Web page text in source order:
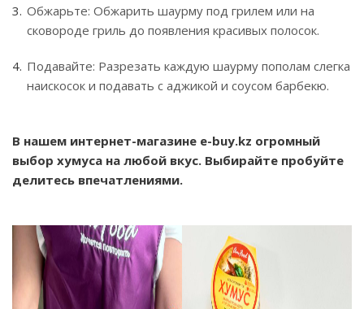
Обжарьте: Обжарить шаурму под грилем или на
сковороде гриль до появления красивых полосок.
Подавайте: Разрезать каждую шаурму пополам слегка
наискосок и подавать с аджикой и соусом барбекю.
В нашем интернет-магазине e-buy.kz огромный
выбор хумуса на любой вкус. Выбирайте пробуйте
делитесь впечатлениями.